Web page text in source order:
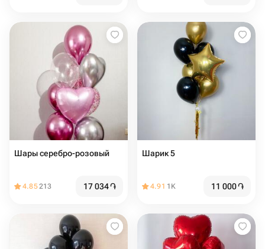
Шары серебро-розовый
4.85213 17 034֏
Шарик 5
4.91 1K 11 000֏